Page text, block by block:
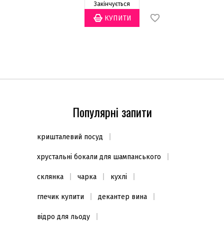
Закінчується
Популярні запити
кришталевий посуд
хрустальні бокали для шампанського
склянка чарка кухлі
глечик купити декантер вина
відро для льоду